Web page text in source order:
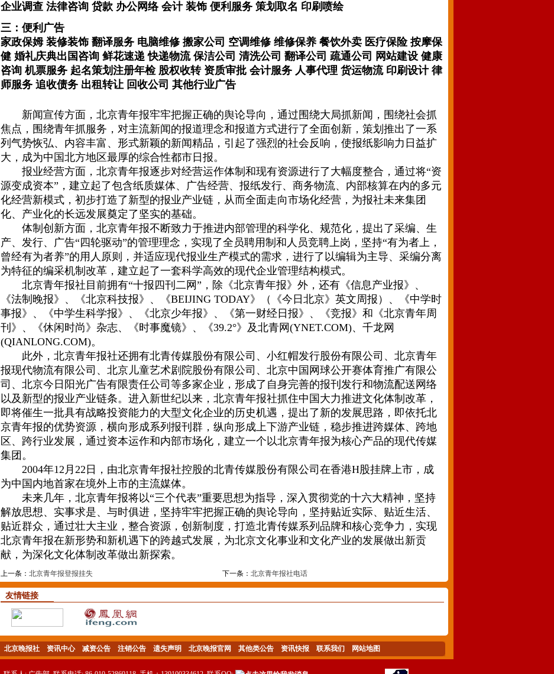
企业调查 法律咨询 贷款 办公网络 会计 装饰 便利服务 策划取名 印刷喷绘
三：便利广告
家政保姆 装修装饰 翻译服务 电脑维修 搬家公司 空调维修 维修保养 餐饮外卖 医疗保险 按摩保
健 婚礼庆典出国咨询 鲜花速递 快递物流 保洁公司 清洗公司 翻译公司 疏通公司 网站建设 健康
咨询 机票服务 起名策划注册年检 股权收转 资质审批 会计服务 人事代理 货运物流 印刷设计 律
师服务 追收债务 出租转让 回收公司 其他行业广告
新闻宣传方面，北京青年报牢牢把握正确的舆论导向，通过围绕大局抓新闻，围绕社会抓
焦点，围绕青年抓服务，对主流新闻的报道理念和报道方式进行了全面创新，策划推出了一系
列气势恢弘、内容丰富、形式新颖的新闻精品，引起了强烈的社会反响，使报纸影响力日益扩
大，成为中国北方地区最厚的综合性都市日报。
报业经营方面，北京青年报逐步对经营运作体制和现有资源进行了大幅度整合，通过将“资
源变成资本”，建立起了包含纸质媒体、广告经营、报纸发行、商务物流、内部核算在内的多元
化经营新模式，初步打造了新型的报业产业链，从而全面走向市场化经营，为报社未来集团
化、产业化的长远发展奠定了坚实的基础。
体制创新方面，北京青年报不断致力于推进内部管理的科学化、规范化，提出了采编、生
产、发行、广告“四轮驱动”的管理理念，实现了全员聘用制和人员竞聘上岗，坚持“有为者上，
曾经有为者养”的用人原则，并适应现代报业生产模式的需求，进行了以编辑为主导、采编分离
为特征的编采机制改革，建立起了一套科学高效的现代企业管理结构模式。
北京青年报社目前拥有“十报四刊二网”，除《北京青年报》外，还有《信息产业报》、
《法制晚报》、《北京科技报》、《BEIJING TODAY》（《今日北京》英文周报）、《中学时
事报》、《中学生科学报》、《北京少年报》、《第一财经日报》、《竞报》和《北京青年周
刊》、《休闲时尚》杂志、《时事魔镜》、《39.2°》及北青网(YNET.COM)、千龙网
(QIANLONG.COM)。
此外，北京青年报社还拥有北青传媒股份有限公司、小红帽发行股份有限公司、北京青年
报现代物流有限公司、北京儿童艺术剧院股份有限公司、北京中国网球公开赛体育推广有限公
司、北京今日阳光广告有限责任公司等多家企业，形成了自身完善的报刊发行和物流配送网络
以及新型的报业产业链条。进入新世纪以来，北京青年报社抓住中国大力推进文化体制改革，
即将催生一批具有战略投资能力的大型文化企业的历史机遇，提出了新的发展思路，即依托北
京青年报的优势资源，横向形成系列报刊群，纵向形成上下游产业链，稳步推进跨媒体、跨地
区、跨行业发展，通过资本运作和内部市场化，建立一个以北京青年报为核心产品的现代传媒
集团。
2004年12月22日，由北京青年报社控股的北青传媒股份有限公司在香港H股挂牌上市，成
为中国内地首家在境外上市的主流媒体。
未来几年，北京青年报将以“三个代表”重要思想为指导，深入贯彻党的十六大精神，坚持
解放思想、实事求是、与时俱进，坚持牢牢把握正确的舆论导向，坚持贴近实际、贴近生活、
贴近群众，通过壮大主业，整合资源，创新制度，打造北青传媒系列品牌和核心竞争力，实现
北京青年报在新形势和新机遇下的跨越式发展，为北京文化事业和文化产业的发展做出新贡
献，为深化文化体制改革做出新探索。
上一条： 北京青年报登报挂失 下一条： 北京青年报社电话
友情链接
北京晚报社 资讯中心 减资公告 注销公告 遗失声明 北京晚报官网 其他类公告 资讯快报 联系我们 网站地图